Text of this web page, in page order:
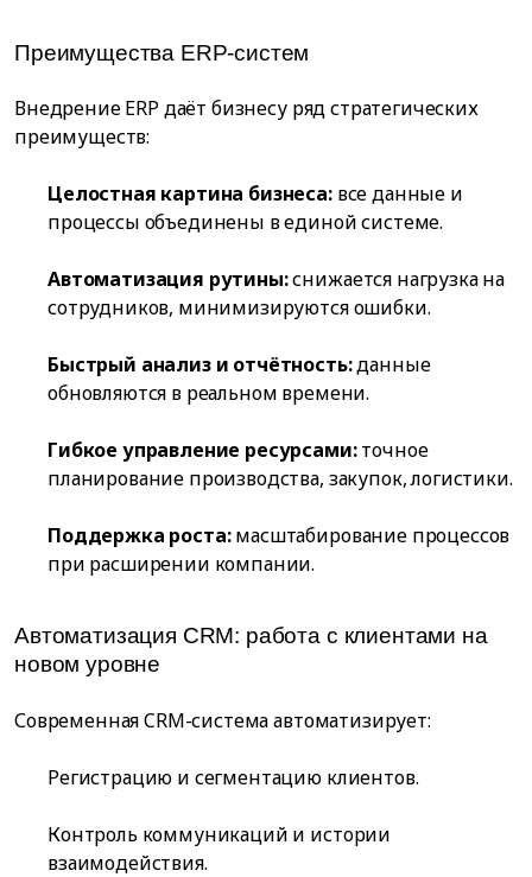
Преимущества ERP-систем
Внедрение ERP даёт бизнесу ряд стратегических
преимуществ:
Целостная картина бизнеса:все данные и
процессы объединены в единой системе.
Автоматизация рутины:снижается нагрузка на
сотрудников, минимизируются ошибки.
Быстрый анализ и отчётность:данные
обновляются в реальном времени.
Гибкое управление ресурсами:точное
планирование производства, закупок, логистики.
Поддержка роста:масштабирование процессов
при расширении компании.
Автоматизация CRM: работа с клиентами на
новом уровне
Современная CRM-система автоматизирует:
Регистрацию и сегментацию клиентов.
Контроль коммуникаций и истории
взаимодействия.